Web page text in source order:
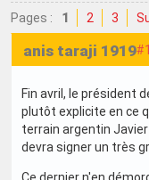
Pages : 1 2 3
#1
anis taraji 1919
Fin avril, le président
plutôt explicite en ce
terrain argentin Javier
devra signer un très